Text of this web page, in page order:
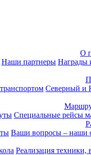
О
Наши партнеры Награды
Северный и
Специальные рейсы
Ваши вопросы – наши
Реализация